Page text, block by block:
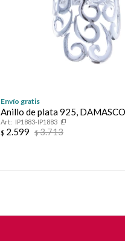
Envío gratis
Anillo de plata 925, DAMASCO.
IP1883-IP1883
$ 2.599 $3.713